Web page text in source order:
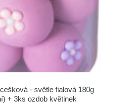
- světle fialová 180g
+ 3ks ozdob květinek